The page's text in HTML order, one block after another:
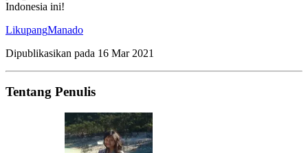
Indonesia ini!
LikupangManado
Dipublikasikan pada 16 Mar 2021
Tentang Penulis